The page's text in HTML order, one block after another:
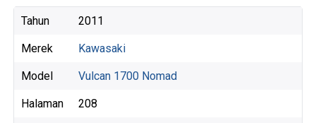
Tahun 2011
Merek Kawasaki
Model Vulcan 1700 Nomad
Halaman 208